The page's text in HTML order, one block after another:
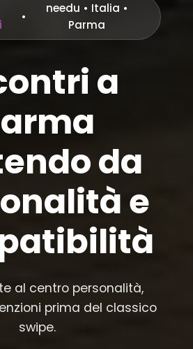
•
needu • Italia •
Parma
a
da
e
al centro personalità,
prima del classico
swipe.